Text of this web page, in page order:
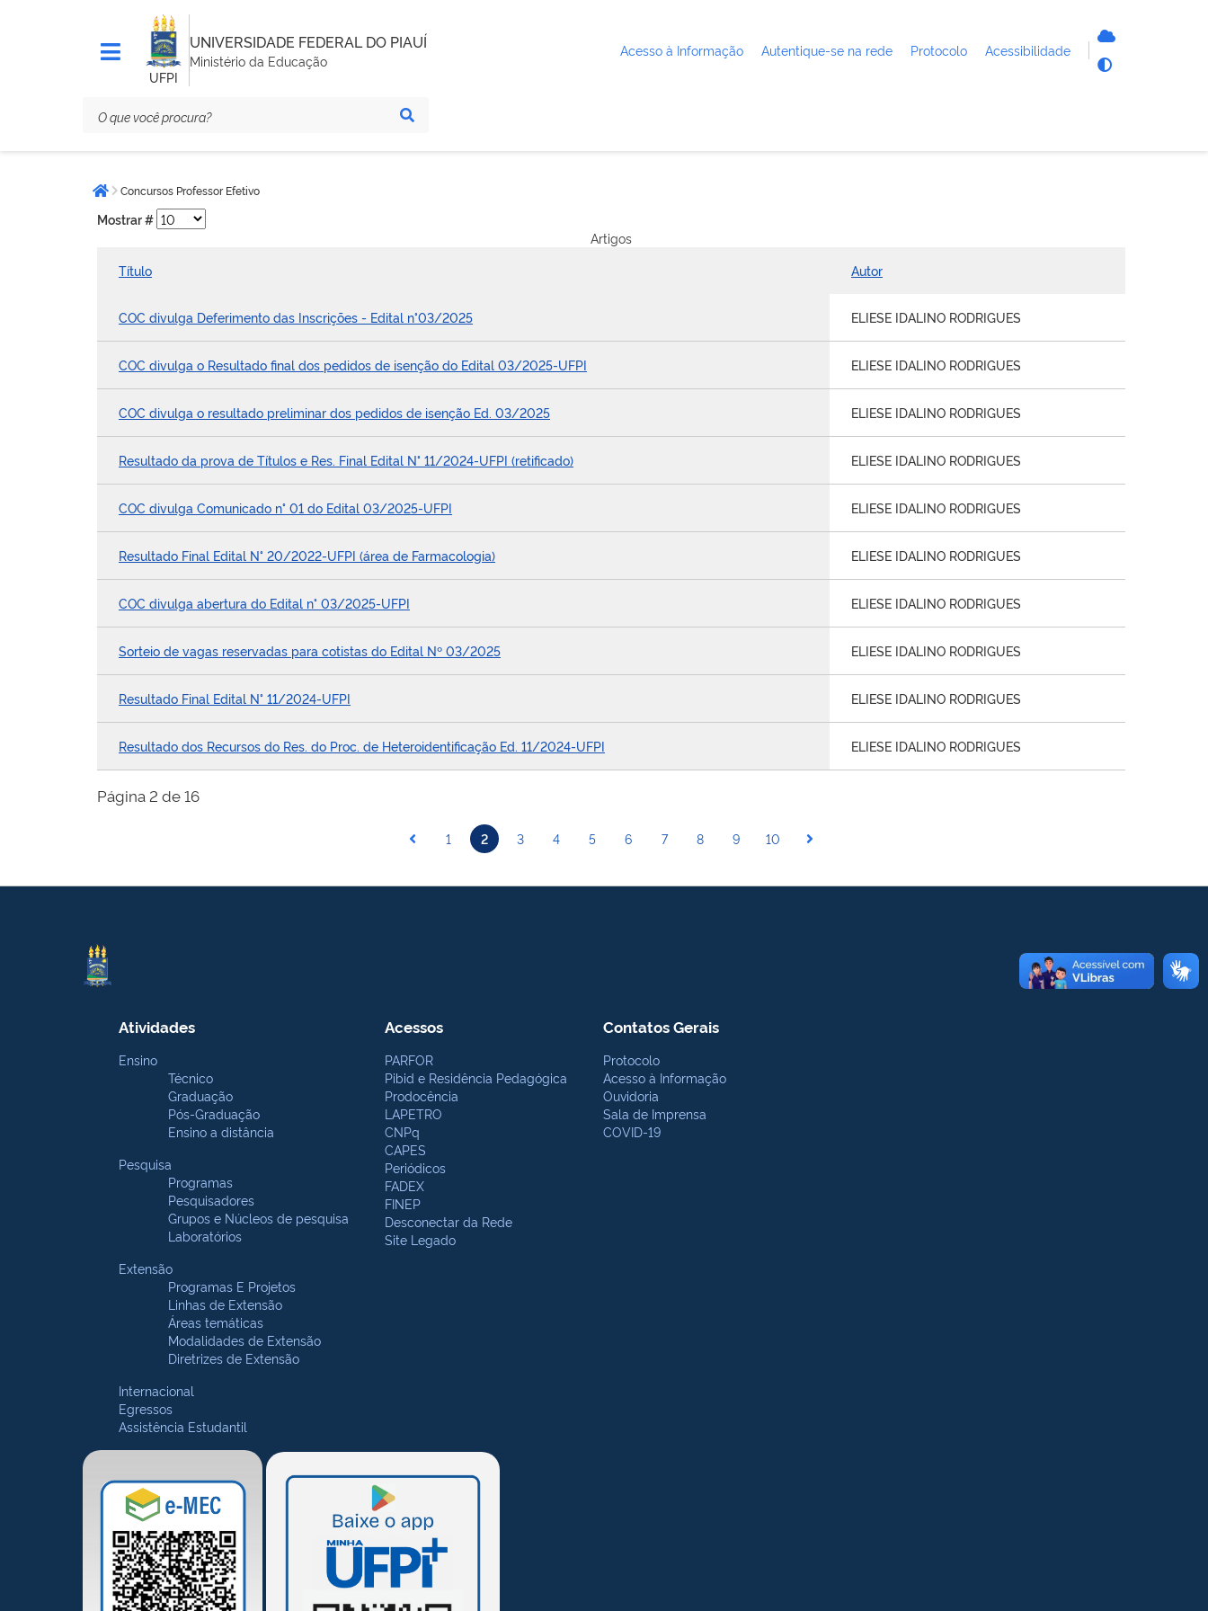
UFPI
UNIVERSIDADE FEDERAL DO PIAUÍ
Ministério da Educação
Acesso à Informação Autentique-se na rede Protocolo Acessibilidade
estáPágina inicial
Concursos Professor Efetivo
Mostrar #
Artigos
Título
Autor
COC divulga Deferimento das Inscrições - Edital n°03/2025 ELIESE IDALINO RODRIGUES
COC divulga o Resultado final dos pedidos de isenção do Edital 03/2025-UFPI ELIESE IDALINO RODRIGUES
COC divulga o resultado preliminar dos pedidos de isenção Ed. 03/2025 ELIESE IDALINO RODRIGUES
Resultado da prova de Títulos e Res. Final Edital N° 11/2024-UFPI (retificado) ELIESE IDALINO RODRIGUES
COC divulga Comunicado n° 01 do Edital 03/2025-UFPI ELIESE IDALINO RODRIGUES
Resultado Final Edital N° 20/2022-UFPI (área de Farmacologia) ELIESE IDALINO RODRIGUES
COC divulga abertura do Edital n° 03/2025-UFPI ELIESE IDALINO RODRIGUES
Sorteio de vagas reservadas para cotistas do Edital Nº 03/2025 ELIESE IDALINO RODRIGUES
Resultado Final Edital N° 11/2024-UFPI ELIESE IDALINO RODRIGUES
Resultado dos Recursos do Res. do Proc. de Heteroidentificação Ed. 11/2024-UFPI ELIESE IDALINO RODRIGUES
Página 2 de 16
1 2 3 4 5 6 7 8 9 10
Atividades
Ensino
Técnico
Graduação
Pós-Graduação
Ensino a distância
Pesquisa
Programas
Pesquisadores
Grupos e Núcleos de pesquisa
Laboratórios
Extensão
Programas E Projetos
Linhas de Extensão
Áreas temáticas
Modalidades de Extensão
Diretrizes de Extensão
Internacional
Egressos
Assistência Estudantil
Acessos
PARFOR
Pibid e Residência Pedagógica
Prodocência
LAPETRO
CNPq
CAPES
Periódicos
FADEX
FINEP
Desconectar da Rede
Site Legado
Contatos Gerais
Protocolo
Acesso à Informação
Ouvidoria
Sala de Imprensa
COVID-19